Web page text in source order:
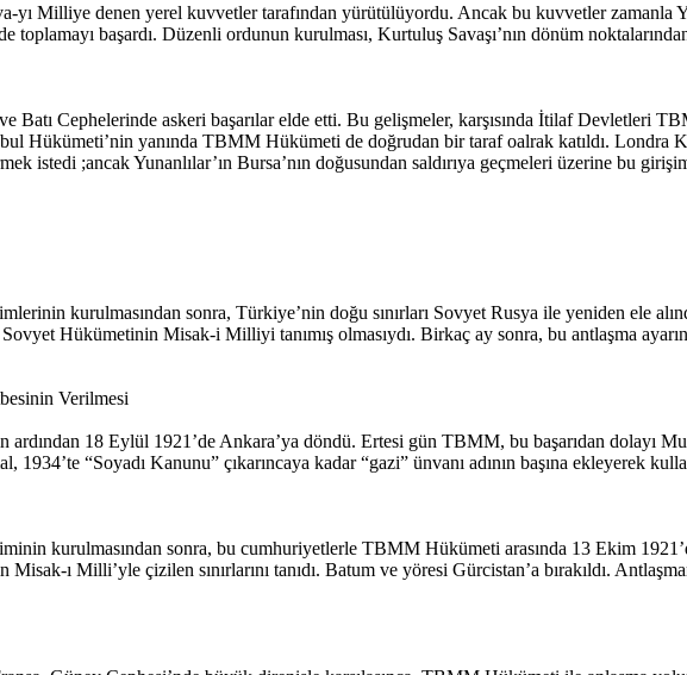
yı Milliye denen yerel kuvvetler tarafından yürütülüyordu. Ancak bu kuvvetler zamanla
başardı. Düzenli ordunun kurulması, Kurtuluş Savaşı’nın dönüm
Batı Cephelerinde askeri başarılar elde etti. Bu gelişmeler, karşısında İtilaf Devletleri
Hükümeti’nin yanında TBMM Hükümeti de doğrudan bir taraf oalrak katıldı. Londra
istedi ;ancak Yunanlılar’ın Bursa’nın doğusundan saldırıya geçmeleri üzerine bu
kurulmasından sonra, Türkiye’nin doğu sınırları Sovyet Rusya ile yeniden ele
Hükümetinin Misak-i Milliyi tanımış olmasıydı. Birkaç ay sonra, bu antlaşma
Verilmesi
ardından 18 Eylül 1921’de Ankara’ya döndü. Ertesi gün TBMM, bu başarıdan dolayı
“Soyadı Kanunu” çıkarıncaya kadar “gazi” ünvanı adının başına ekleyerek
kurulmasından sonra, bu cumhuriyetlerle TBMM Hükümeti arasında 13 Ekim
ı Milli’yle çizilen sınırlarını tanıdı. Batum ve yöresi Gürcistan’a bırakıldı.